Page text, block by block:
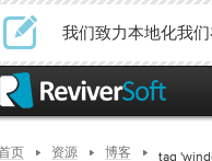
我们致力本地化我
页 资源 博客 tag